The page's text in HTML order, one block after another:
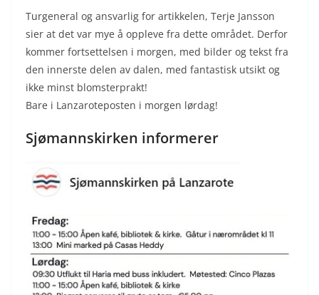
Turgeneral og ansvarlig for artikkelen, Terje Jansson
sier at det var mye å oppleve fra dette området. Derfor
kommer fortsettelsen i morgen, med bilder og tekst fra
den innerste delen av dalen, med fantastisk utsikt og
ikke minst blomsterprakt!
Bare i Lanzaroteposten i morgen lørdag!
Sjømannskirken informerer